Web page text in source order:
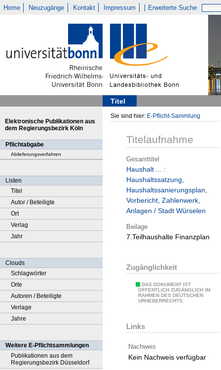
Home Neuzugänge Kontakt Impressum Erweiterte Suche
Titel
Elektronische Publikationen aus
dem Regierungsbezirk Köln
Pflichtabgabe
Ablieferungsverfahren
Listen
Titel
Autor / Beteiligte
Ort
Verlag
Jahr
Clouds
Schlagwörter
Orte
Autoren / Beteiligte
Verlage
Jahre
Weitere E-Pflichtsammlungen
Publikationen aus dem
Regierungsbezirk Düsseldorf
Sie sind hier: E-Pflicht-Sammlung
Titelaufnahme
Gesamttitel
Haushalt ... :
Haushaltssatzung,
Haushaltssanierungsplan,
Vorbericht, Zahlenwerk,
Anlagen / Stadt Würselen
Beilage
7.Teilhaushalte Finanzplan
Zugänglichkeit
DAS DOKUMENT IST
ÖFFENTLICH ZUGÄNGLICH IM
RAHMEN DES DEUTSCHEN
URHEBERRECHTS.
Links
Nachweis
Kein Nachweis verfügbar